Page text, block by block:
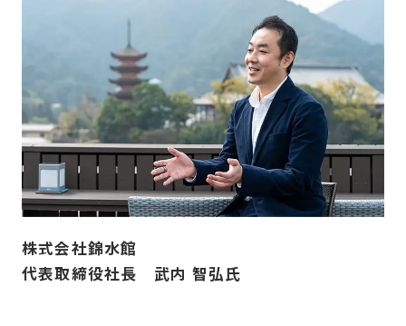
株式会社錦水館
代表取締役社長 武内 智弘氏